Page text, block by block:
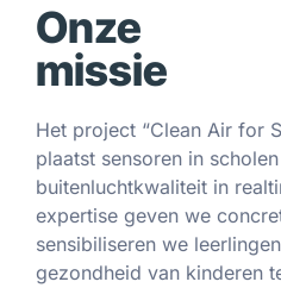
Herhaalde
stoffen beïnvloedt het
Stress en
Onze
missie
Het project “Clean Air for
plaatst sensoren in
buitenluchtkwaliteit in
expertise geven we
sensibiliseren we
gezondheid van kinderen